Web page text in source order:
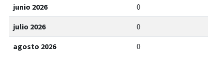
junio 2026 0
julio 2026 0
agosto 2026 0